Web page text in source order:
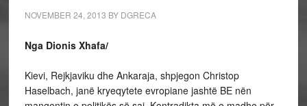
NOVEMBER 24, 2013 BY DGRECA
Nga Dionis Xhafa/
Kievi, Rejkjaviku dhe Ankaraja, shpjegon Christop
Haselbach, janë kryeqytete evropiane jashtë BE nën